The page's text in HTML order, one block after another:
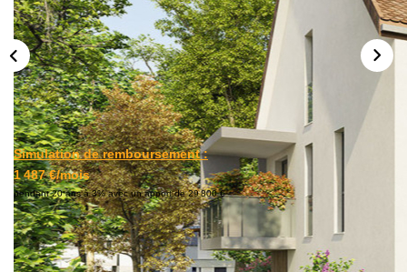
Notre Agence
Notre Équipe
Nos Actualités
Contact
EXTRANET GESTION
Simulation de remboursement :
1 487 €/mois
pendant 20 ans à 3% avec un apport de 29 800 €